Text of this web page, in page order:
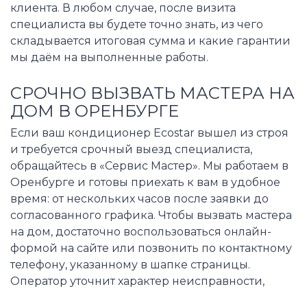
клиента. В любом случае, после визита
специалиста вы будете точно знать, из чего
складывается итоговая сумма и какие гарантии
мы даём на выполненные работы.
СРОЧНО ВЫЗВАТЬ МАСТЕРА НА
ДОМ В ОРЕНБУРГЕ
Если ваш кондиционер Ecostar вышел из строя
и требуется срочный выезд специалиста,
обращайтесь в «Сервис Мастер». Мы работаем в
Оренбурге и готовы приехать к вам в удобное
время: от нескольких часов после заявки до
согласованного графика. Чтобы вызвать мастера
на дом, достаточно воспользоваться онлайн-
формой на сайте или позвонить по контактному
телефону, указанному в шапке страницы.
Оператор уточнит характер неисправности,